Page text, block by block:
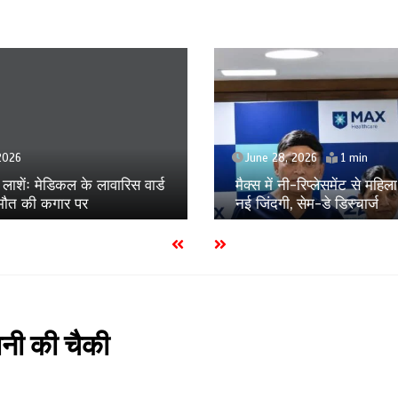
वार्ड
1 min
मैक्स में नी-रिप्लेसमेंट से महिला को मिली
नई जिंदगी, सेम-डे डिस्चार्ज
की चैकी